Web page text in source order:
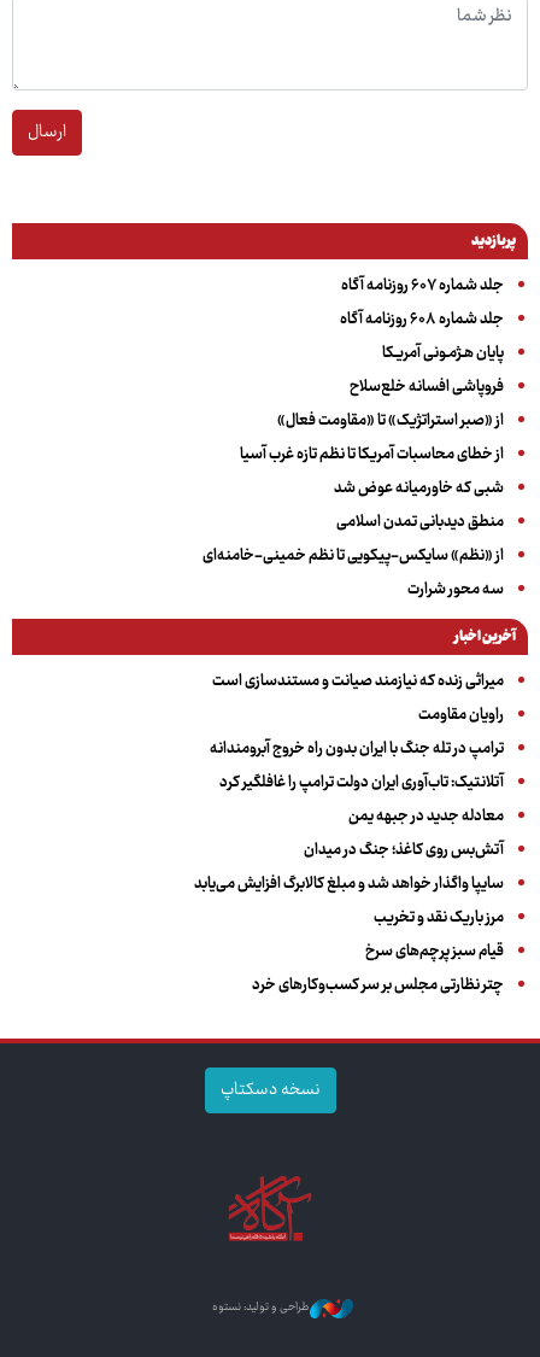
ارسال
پربازدید
جلد شماره ۶۰۷ روزنامه آگاه
جلد شماره ۶۰۸ روزنامه آگاه
پایان هـژمـونی آمریـکا
فروپاشی افسانه خلع‌سلاح
از «صبر استراتژیک» تا «مقاومت فعال»
از خطای محاسبات آمریکا تا نظم تازه غرب آسیا
شبی که خاورمیانه عوض شد
منطق دیدبانی تمدن اسلامی
از «نظم» سایکس-پیکویی تا نظم خمینی-خامنه‌ای
سه‌ محور شرارت
آخرین اخبار
میراثی زنده که نیازمند صیانت و مستندسازی است
راویان مقاومت
ترامپ در تله جنگ با ایران بدون راه خروج آبرومندانه
آتلانتیک: تاب‌آوری ایران دولت ترامپ را غافلگیر کرد
معادله جدید در جبهه یمن
آتش‌بس روی کاغذ؛ جنگ در میدان
سایپا واگذار خواهد شد و مبلغ کالابرگ افزایش می‌یابد
مرز باریک نقد و تخریب
قیام سبز پرچم‌های سرخ
چتر نظارتی مجلس بر سر کسب‌وکارهای خرد
نسخه دسکتاپ
طراحی و تولید: نستوه